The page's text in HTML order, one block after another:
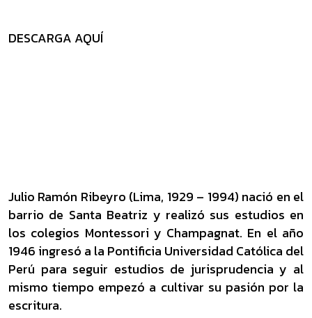
DESCARGA AQUÍ
Julio Ramón Ribeyro (Lima, 1929 – 1994) nació en el
barrio de Santa Beatriz y realizó sus estudios en
los colegios Montessori y Champagnat. En el año
1946 ingresó a la Pontificia Universidad Católica del
Perú para seguir estudios de jurisprudencia y al
mismo tiempo empezó a cultivar su pasión por la
escritura.